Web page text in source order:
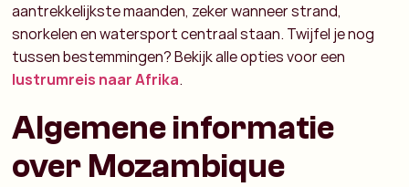
aantrekkelijkste maanden, zeker wanneer strand,
snorkelen en watersport centraal staan. Twijfel je nog
tussen bestemmingen? Bekijk alle opties voor een
lustrumreis naar Afrika.
Algemene informatie
over Mozambique